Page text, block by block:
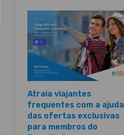
Atraia viajantes
frequentes com a ajuda
das ofertas exclusivas
para membros do